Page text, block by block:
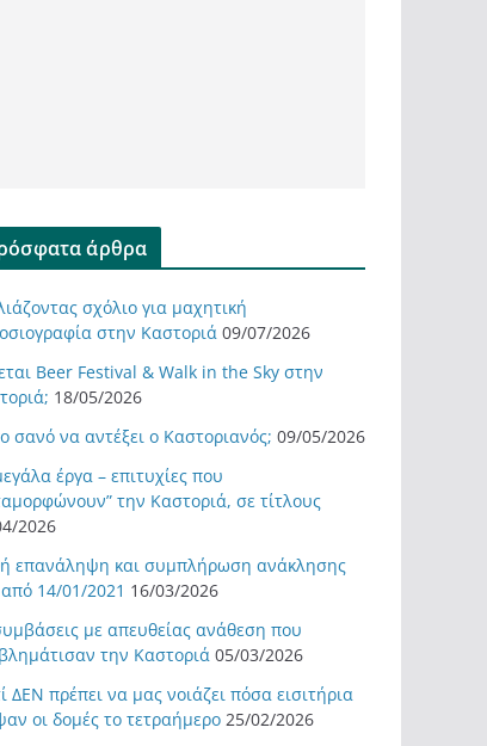
άρθρα
σχόλιο για μαχητική
στην Καστοριά 09/07/2026
Beer Festival & Walk in the Sky στην
18/05/2026
σανό να αντέξει ο Καστοριανός; 09/05/2026
έργα – επιτυχίες που
την Καστοριά, σε τίτλους
2026
επανάληψη και συμπλήρωση ανάκλησης
14/01/2021 16/03/2026
με απευθείας ανάθεση που
την Καστοριά 05/03/2026
ΔΕΝ πρέπει να μας νοιάζει πόσα εισιτήρια
οι δομές το τετραήμερο 25/02/2026